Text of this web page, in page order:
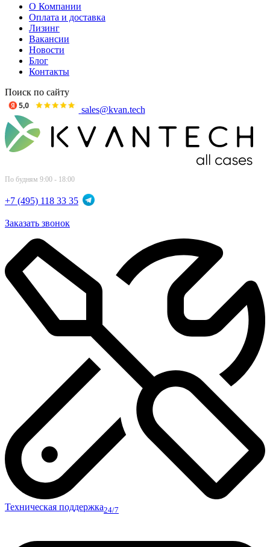
О Компании
Оплата и доставка
Лизинг
Вакансии
Новости
Блог
Контакты
Поиск по сайту
sales@kvan.tech
По будням 9:00 - 18:00
+7 (495) 118 33 35
Заказать звонок
Техническая поддержка24/7